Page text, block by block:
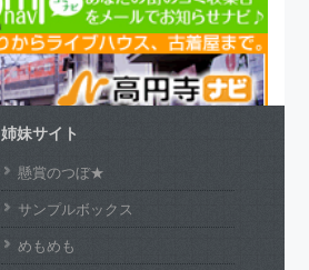
姉妹サイト
懸賞のつぼ★
サンプルボックス
めもめも